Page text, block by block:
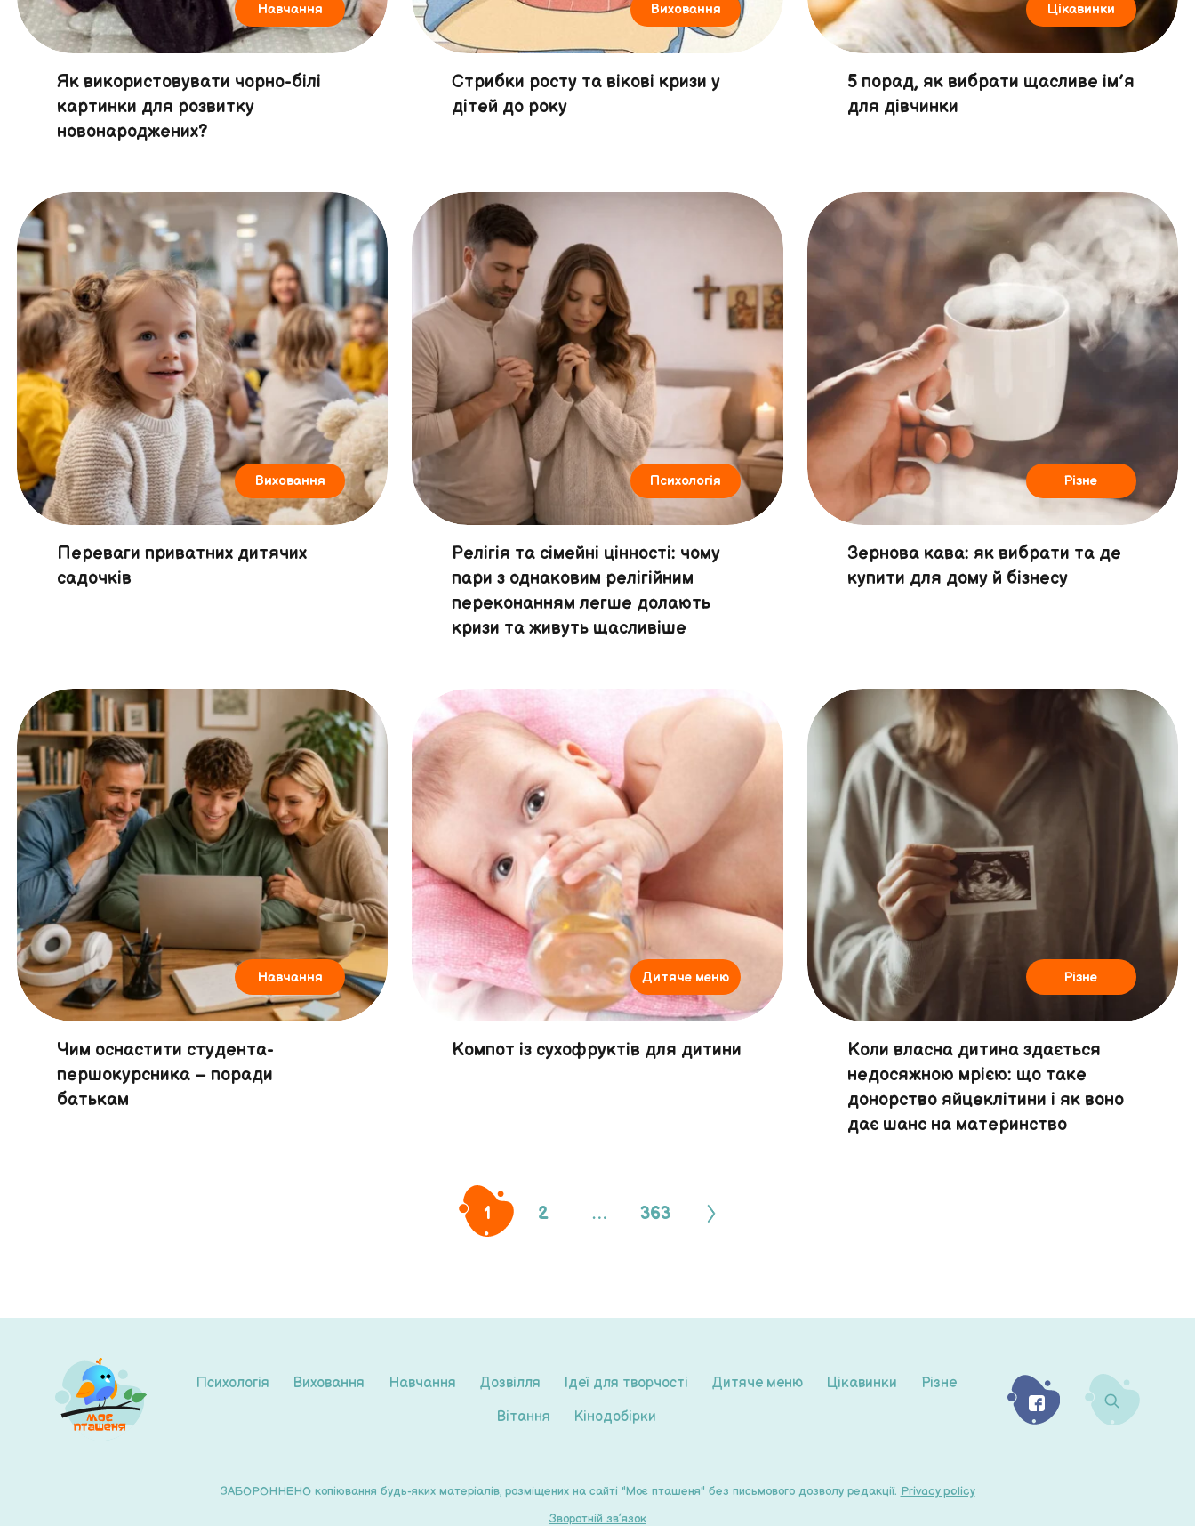
Навчання
Як використовувати чорно-білі
картинки для розвитку
новонароджених?
Виховання
Стрибки росту та вікові кризи у
дітей до року
Цікавинки
5 порад, як вибрати щасливе ім’я
для дівчинки
Виховання
Переваги приватних дитячих
садочків
Психологія
Релігія та сімейні цінності: чому
пари з однаковим релігійним
переконанням легше долають
кризи та живуть щасливіше
Різне
Зернова кава: як вибрати та де
купити для дому й бізнесу
Навчання
Чим оснастити студента-
першокурсника – поради
батькам
Дитяче меню
Компот із сухофруктів для дитини
Різне
Коли власна дитина здається
недосяжною мрією: що таке
донорство яйцеклітини і як воно
дає шанс на материнство
1 2 … 363
Психологія Виховання Навчання Дозвілля Ідеї для творчості Дитяче меню Цікавинки
Різне
Вітання
Кінодобірки
ЗАБОРОННЕНО копіювання будь-яких матеріалів, розміщених на сайті "Моє пташеня" без письмового дозволу редакції. Privacy policy
Зворотній зв’язок